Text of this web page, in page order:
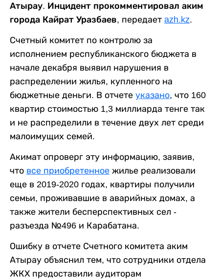
Атырау. Инцидент прокомментировал аким
города Кайрат Уразбаев, передает azh.kz.
Счетный комитет по контролю за
исполнением республиканского бюджета в
начале декабря выявил нарушения в
распределении жилья, купленного на
бюджетные деньги. В отчете указано, что 160
квартир стоимостью 1,3 миллиарда тенге так
и не распределили в течение двух лет среди
малоимущих семей.
Акимат опроверг эту информацию, заявив,
что все приобретенное жилье реализовали
еще в 2019-2020 годах, квартиры получили
семьи, проживавшие в аварийных домах, а
также жители бесперспективных сел -
разъезда №496 и Карабатана.
Ошибку в отчете Счетного комитета аким
Атырау объяснил тем, что сотрудники отдела
ЖКХ предоставили аудиторам